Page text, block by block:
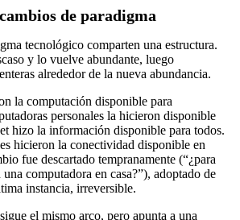
de paradigma
tecnológico comparten una estructura.
y lo vuelve abundante, luego
alrededor de la nueva abundancia.
la computación disponible para
personales la hicieron disponible
hizo la información disponible para todos.
hicieron la conectividad disponible en
fue descartado tempranamente (“¿para
computadora en casa?”), adoptado de
instancia, irreversible.
el mismo arco, pero apunta a una